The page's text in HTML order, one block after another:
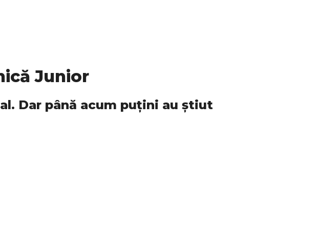
Junior
Dar până acum puțini au știut